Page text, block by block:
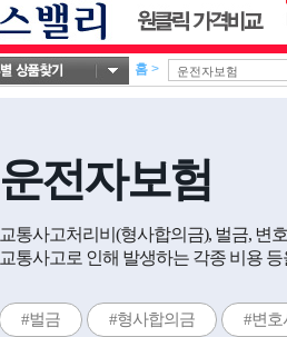
홈 >
운전자보험
교통사고처리비(형사합의금), 벌금, 변
교통사고로 인해 발생하는 각종 비용
#벌금 #형사합의금 #변호